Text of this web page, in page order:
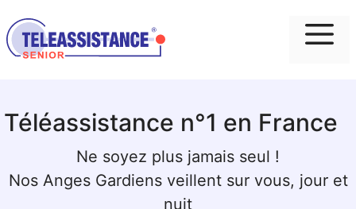
Téléassistance n°1 en France
Ne soyez plus jamais seul !
Nos Anges Gardiens veillent sur vous, jour et
nuit